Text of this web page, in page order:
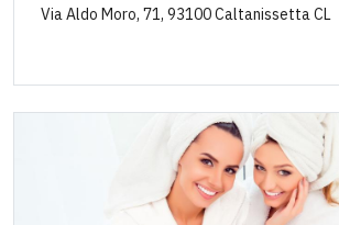
Via Aldo Moro, 71, 93100 Caltanissetta CL